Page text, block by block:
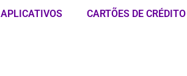
APLICATIVOS CARTÕES DE CRÉDITO